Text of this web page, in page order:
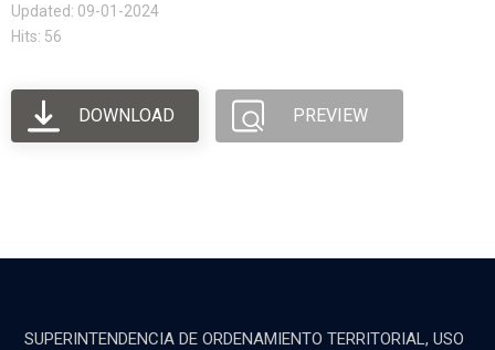
Updated: 09-01-2024
Hits: 56
DOWNLOAD PREVIEW
SUPERINTENDENCIA DE ORDENAMIENTO TERRITORIAL, USO